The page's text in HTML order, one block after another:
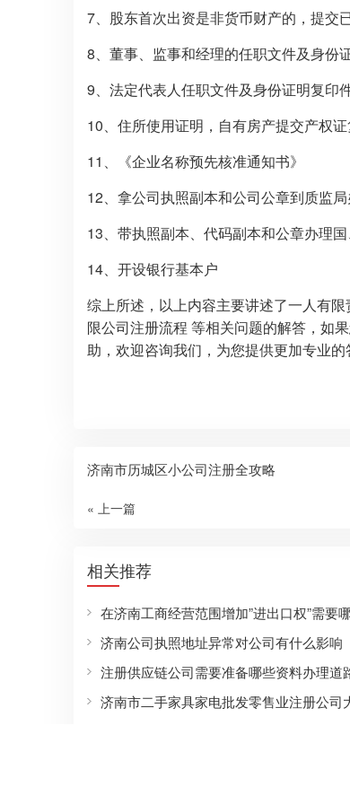
7、股东首次出资是非货币财产的，提交
8、董事、监事和经理的任职文件及身份
9、法定代表人任职文件及身份证明复印件
10、住所使用证明，自有房产提交产权
11、《企业名称预先核准通知书》
12、拿公司执照副本和公司公章到质监局
13、带执照副本、代码副本和公章办理国
14、开设银行基本户
综上所述，以上内容主要讲述了一人有
限公司注册流程 等相关问题的解答，如
助，欢迎咨询我们，为您提供更加专业的
济南市历城区小公司注册全攻略
« 上一篇
相关推荐
在济南工商经营范围增加”进出口权”需要
济南公司执照地址异常对公司有什么影响
注册供应链公司需要准备哪些资料办理道